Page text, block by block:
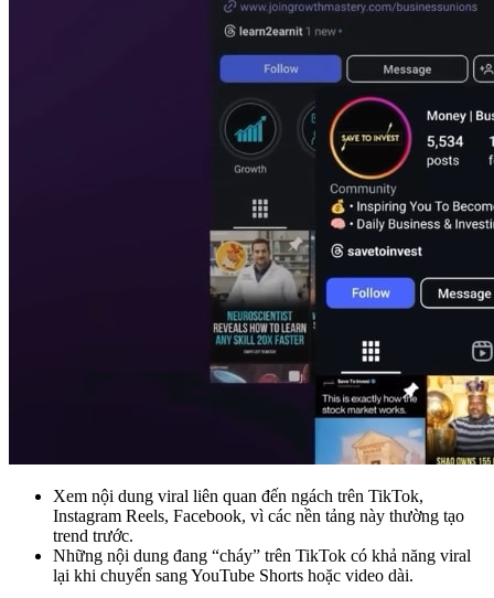
Xem nội dung viral liên quan đến ngách trên TikTok,
Instagram Reels, Facebook, vì các nền tảng này thường tạo
trend trước.
Những nội dung đang “cháy” trên TikTok có khả năng viral
lại khi chuyển sang YouTube Shorts hoặc video dài.